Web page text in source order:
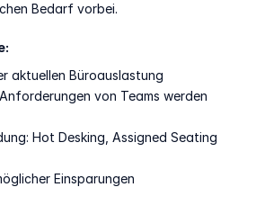
Bedarf vorbei.
aktuellen Büroauslastung
von Teams werden
Hot Desking, Assigned Seating
Einsparungen